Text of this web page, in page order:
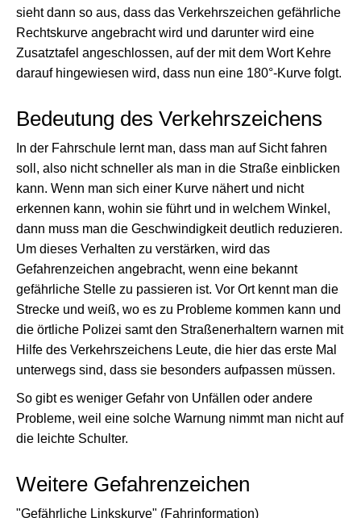
sieht dann so aus, dass das Verkehrszeichen gefährliche
Rechtskurve angebracht wird und darunter wird eine
Zusatztafel angeschlossen, auf der mit dem Wort Kehre
darauf hingewiesen wird, dass nun eine 180°-Kurve folgt.
Bedeutung des Verkehrszeichens
In der Fahrschule lernt man, dass man auf Sicht fahren
soll, also nicht schneller als man in die Straße einblicken
kann. Wenn man sich einer Kurve nähert und nicht
erkennen kann, wohin sie führt und in welchem Winkel,
dann muss man die Geschwindigkeit deutlich reduzieren.
Um dieses Verhalten zu verstärken, wird das
Gefahrenzeichen angebracht, wenn eine bekannt
gefährliche Stelle zu passieren ist. Vor Ort kennt man die
Strecke und weiß, wo es zu Probleme kommen kann und
die örtliche Polizei samt den Straßenerhaltern warnen mit
Hilfe des Verkehrszeichens Leute, die hier das erste Mal
unterwegs sind, dass sie besonders aufpassen müssen.
So gibt es weniger Gefahr von Unfällen oder andere
Probleme, weil eine solche Warnung nimmt man nicht auf
die leichte Schulter.
Weitere Gefahrenzeichen
"Gefährliche Linkskurve" (Fahrinformation)